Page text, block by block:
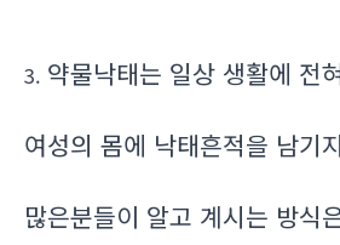
3. 약물낙태는 일상 생활에 전
여성의 몸에 낙태흔적을 남기
많은분들이 알고 계시는 방식